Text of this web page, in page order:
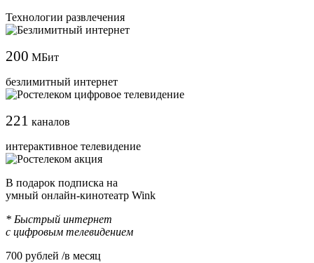
Технологии развлечения
200 МБит
безлимитный интернет
221 каналов
интерактивное телевидение
В подарок подписка на
умный онлайн-кинотеатр Wink
* Быстрый интернет
с цифровым телевидением
700 рублей /в месяц